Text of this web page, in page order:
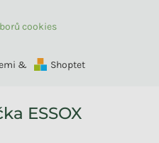
& Shoptet
ESSOX